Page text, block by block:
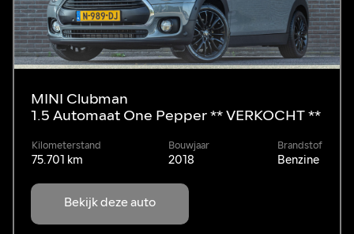
MINI Clubman
1.5 Automaat One Pepper ** VERKOCHT **
Kilometerstand
75.701 km
Bouwjaar
2018
Brandstof
Benzine
Bekijk deze auto